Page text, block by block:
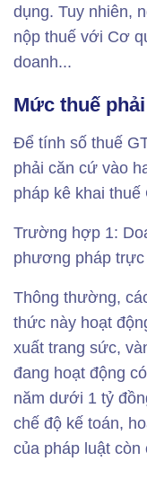
dụng. Tuy nhiên,
nộp thuế với Cơ
doanh...
Mức thuế
Để tính số thuế
phải căn cứ vào
pháp kê khai
Trường hợp 1:
phương pháp trực
Thông thường,
thức này hoạt
xuất trang sức,
đang hoạt động
năm dưới 1 tỷ
chế độ kế toán,
của pháp luật còn